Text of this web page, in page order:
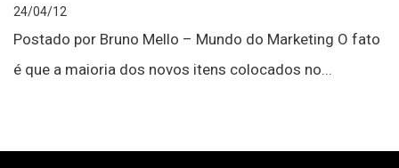
24/04/12
Postado por Bruno Mello – Mundo do Marketing O fato
é que a maioria dos novos itens colocados no...